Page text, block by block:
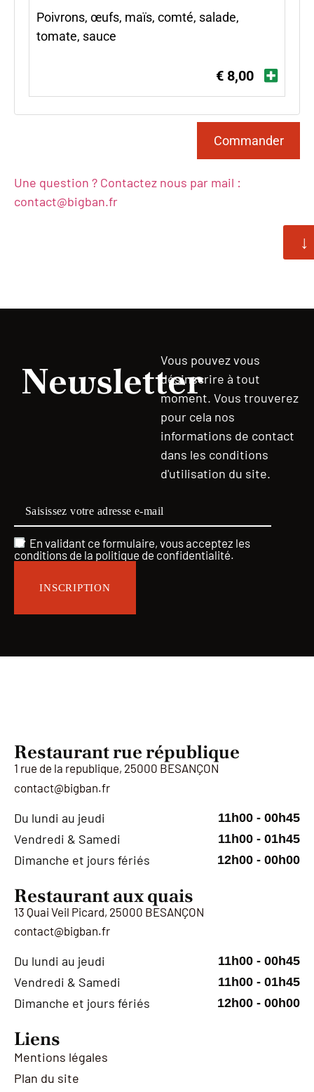
Poivrons, œufs, maïs, comté, salade,
tomate, sauce
€ 8,00
Commander
Une question ? Contactez nous par mail :
contact@bigban.fr
↓
NewsletterVous pouvez vous
désinscrire à tout
moment. Vous trouverez
pour cela nos
informations de contact
dans les conditions
d'utilisation du site.
En validant ce formulaire, vous acceptez les
conditions de la politique de confidentialité.
INSCRIPTION
Restaurant rue république
1 rue de la republique, 25000 BESANÇON
contact@bigban.fr
Du lundi au jeudi 11h00 - 00h45
Vendredi & Samedi 11h00 - 01h45
Dimanche et jours fériés 12h00 - 00h00
Restaurant aux quais
13 Quai Veil Picard, 25000 BESANÇON
contact@bigban.fr
Du lundi au jeudi 11h00 - 00h45
Vendredi & Samedi 11h00 - 01h45
Dimanche et jours fériés 12h00 - 00h00
Liens
Mentions légales
Plan du site